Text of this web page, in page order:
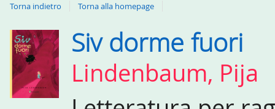
Torna indietro Torna alla homepage
Dettaglio
del
documento
Siv dorme fuori
Lindenbaum, Pija